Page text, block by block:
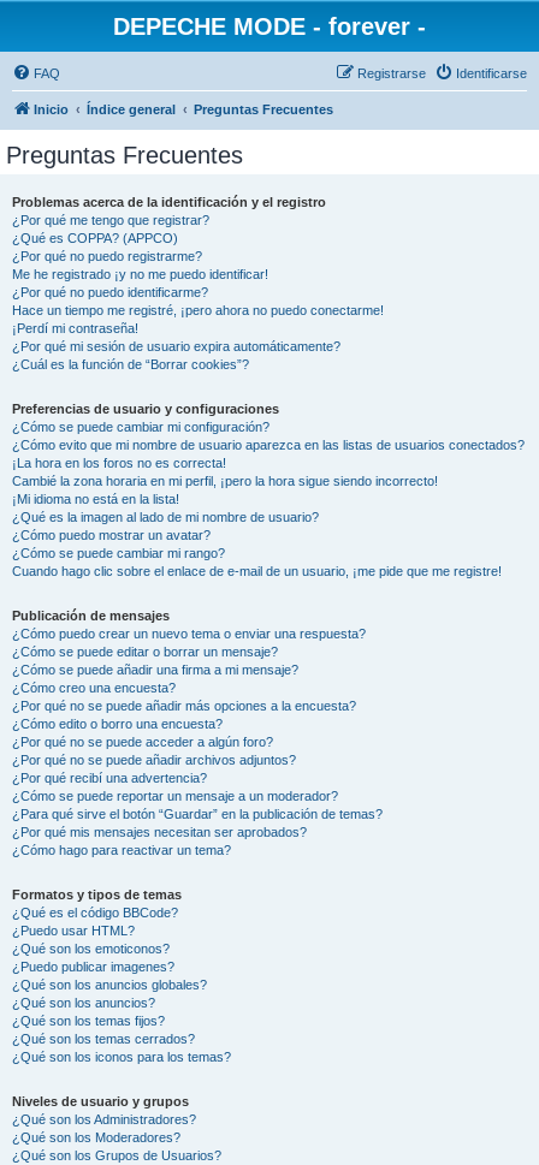
DEPECHE MODE - forever -
FAQ Identificarse
Registrarse
Inicio Índice general Preguntas Frecuentes
Preguntas Frecuentes
Problemas acerca de la identificación y el registro
¿Por qué me tengo que registrar?
¿Qué es COPPA? (APPCO)
¿Por qué no puedo registrarme?
Me he registrado ¡y no me puedo identificar!
¿Por qué no puedo identificarme?
Hace un tiempo me registré, ¡pero ahora no puedo conectarme!
¡Perdí mi contraseña!
¿Por qué mi sesión de usuario expira automáticamente?
¿Cuál es la función de “Borrar cookies”?
Preferencias de usuario y configuraciones
¿Cómo se puede cambiar mi configuración?
¿Cómo evito que mi nombre de usuario aparezca en las listas de usuarios conectados?
¡La hora en los foros no es correcta!
Cambié la zona horaria en mi perfil, ¡pero la hora sigue siendo incorrecto!
¡Mi idioma no está en la lista!
¿Qué es la imagen al lado de mi nombre de usuario?
¿Cómo puedo mostrar un avatar?
¿Cómo se puede cambiar mi rango?
Cuando hago clic sobre el enlace de e-mail de un usuario, ¡me pide que me registre!
Publicación de mensajes
¿Cómo puedo crear un nuevo tema o enviar una respuesta?
¿Cómo se puede editar o borrar un mensaje?
¿Cómo se puede añadir una firma a mi mensaje?
¿Cómo creo una encuesta?
¿Por qué no se puede añadir más opciones a la encuesta?
¿Cómo edito o borro una encuesta?
¿Por qué no se puede acceder a algún foro?
¿Por qué no se puede añadir archivos adjuntos?
¿Por qué recibí una advertencia?
¿Cómo se puede reportar un mensaje a un moderador?
¿Para qué sirve el botón “Guardar” en la publicación de temas?
¿Por qué mis mensajes necesitan ser aprobados?
¿Cómo hago para reactivar un tema?
Formatos y tipos de temas
¿Qué es el código BBCode?
¿Puedo usar HTML?
¿Qué son los emoticonos?
¿Puedo publicar imagenes?
¿Qué son los anuncios globales?
¿Qué son los anuncios?
¿Qué son los temas fijos?
¿Qué son los temas cerrados?
¿Qué son los iconos para los temas?
Niveles de usuario y grupos
¿Qué son los Administradores?
¿Qué son los Moderadores?
¿Qué son los Grupos de Usuarios?